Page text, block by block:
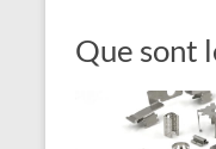
Que sont